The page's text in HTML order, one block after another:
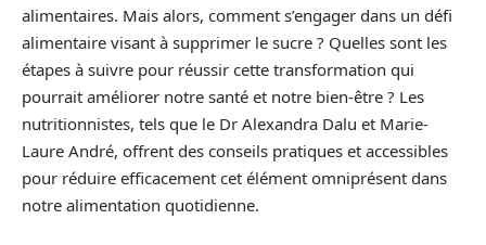
alimentaires. Mais alors, comment s’engager dans un défi
alimentaire visant à supprimer le sucre ? Quelles sont les
étapes à suivre pour réussir cette transformation qui
pourrait améliorer notre santé et notre bien-être ? Les
nutritionnistes, tels que le Dr Alexandra Dalu et Marie-
Laure André, offrent des conseils pratiques et accessibles
pour réduire efficacement cet élément omniprésent dans
notre alimentation quotidienne.